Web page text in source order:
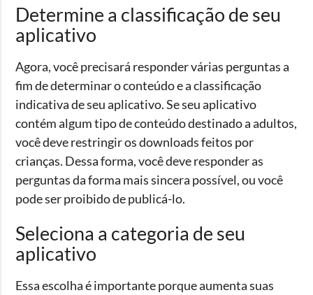
Determine a classificação de seu
aplicativo
Agora, você precisará responder várias perguntas a
fim de determinar o conteúdo e a classificação
indicativa de seu aplicativo. Se seu aplicativo
contém algum tipo de conteúdo destinado a adultos,
você deve restringir os downloads feitos por
crianças. Dessa forma, você deve responder as
perguntas da forma mais sincera possível, ou você
pode ser proibido de publicá-lo.
Seleciona a categoria de seu
aplicativo
Essa escolha é importante porque aumenta suas